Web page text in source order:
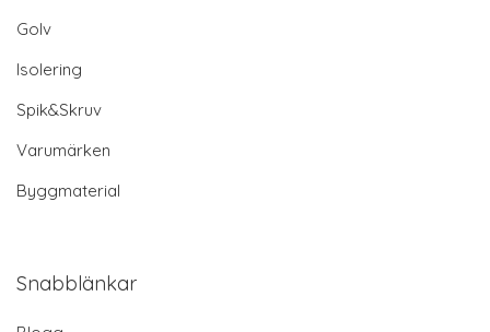
Golv
Isolering
Spik&Skruv
Varumärken
Byggmaterial
Snabblänkar